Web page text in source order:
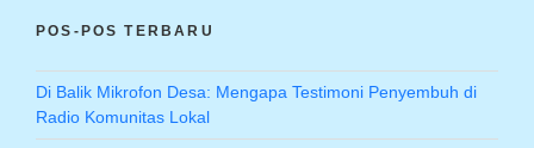
POS-POS TERBARU
Di Balik Mikrofon Desa: Mengapa Testimoni Penyembuh di
Radio Komunitas Lokal